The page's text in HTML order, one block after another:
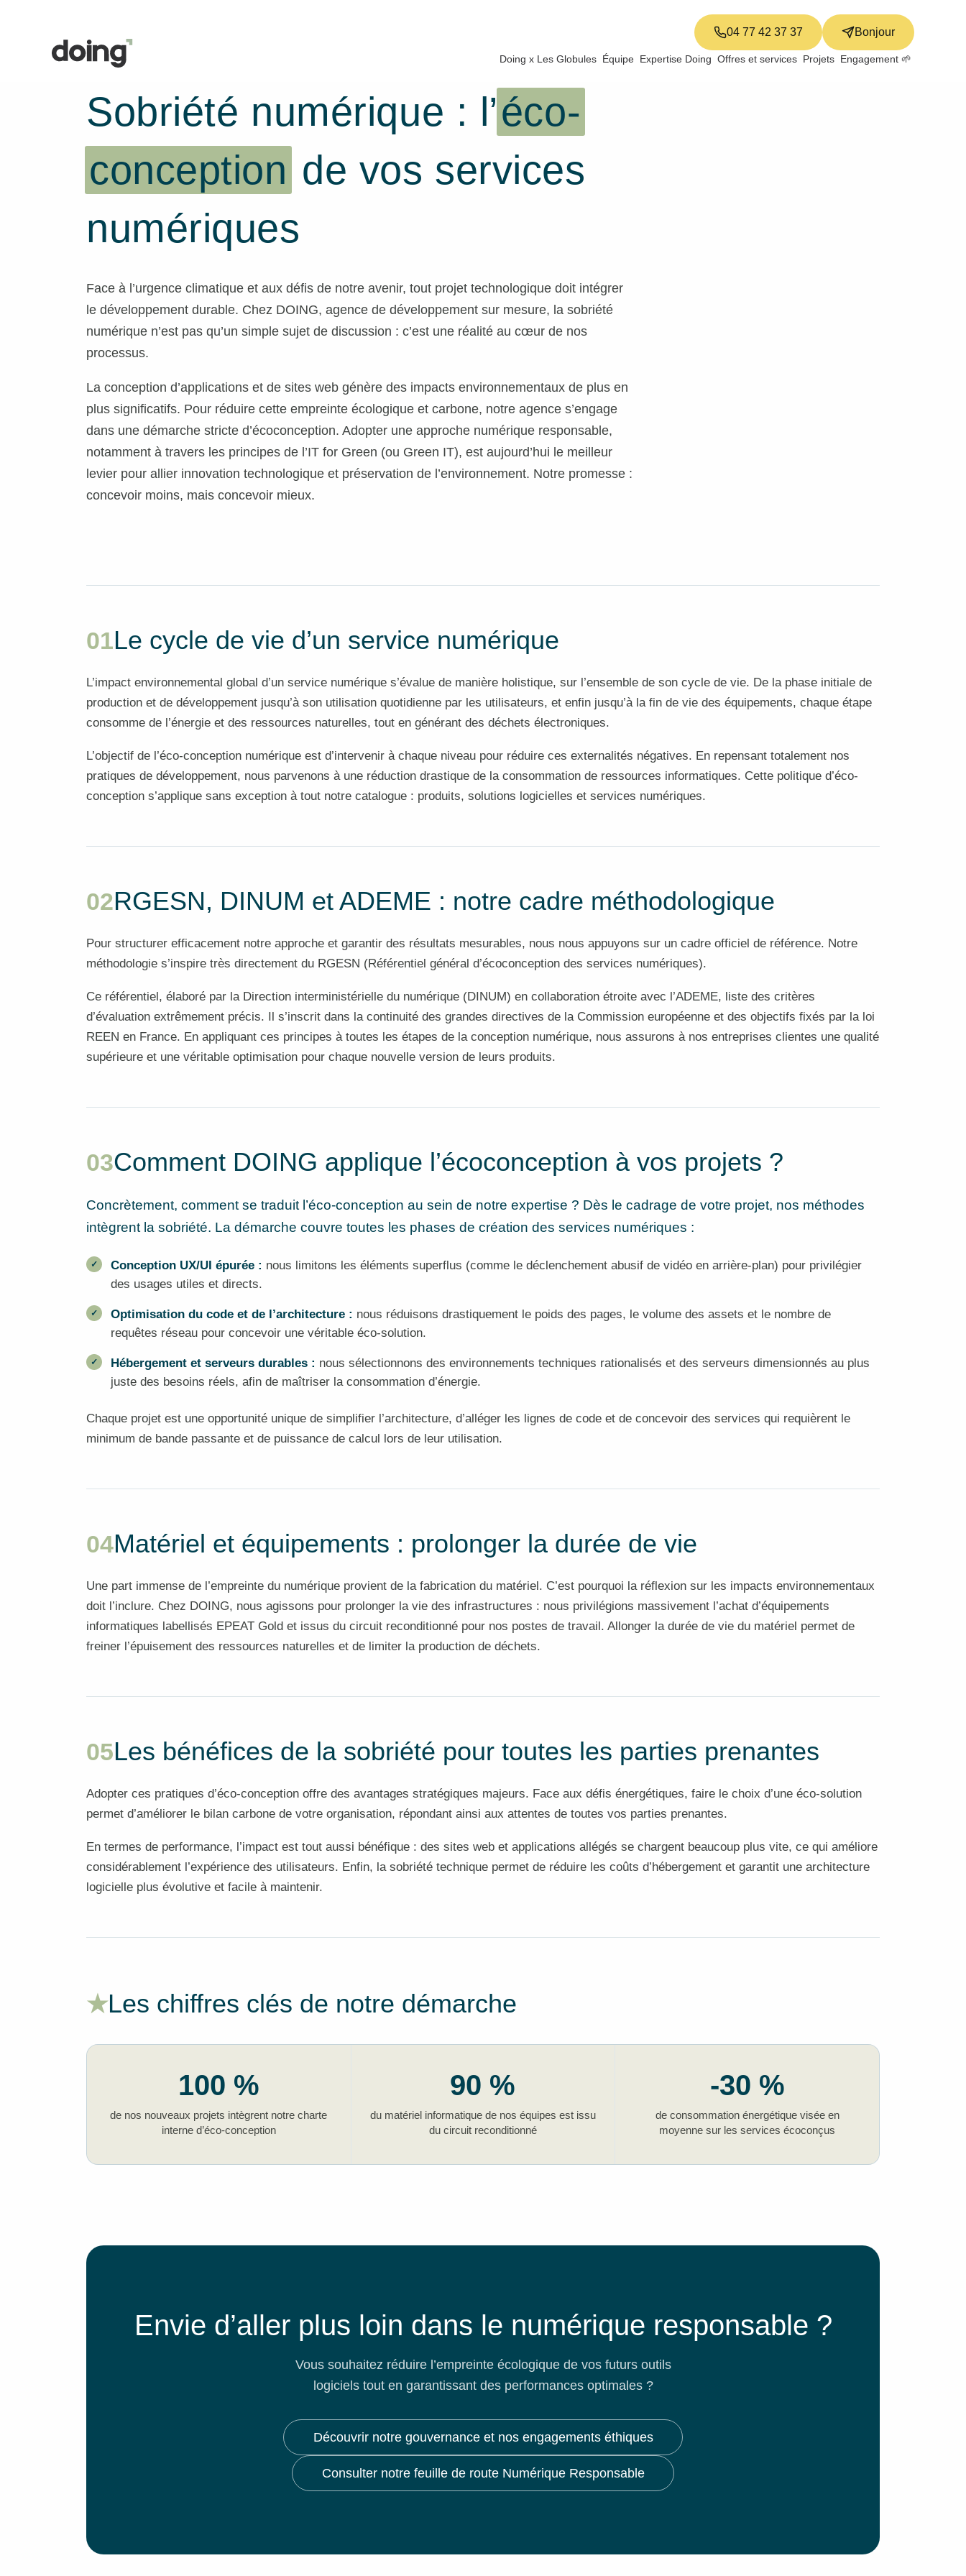
04 77 42 37 37 Bonjour
Doing x Les Globules Équipe Expertise Doing Offres et services Projets Engagement 🌱
SOBRIÉTÉ NUMÉRIQUE
Sobriété numérique : l’éco-
conception de vos services
numériques
Face à l’urgence climatique et aux défis de notre avenir, tout projet technologique doit intégrer
le développement durable. Chez DOING, agence de développement sur mesure, la sobriété
numérique n’est pas qu’un simple sujet de discussion : c’est une réalité au cœur de nos
processus.
La conception d’applications et de sites web génère des impacts environnementaux de plus en
plus significatifs. Pour réduire cette empreinte écologique et carbone, notre agence s’engage
dans une démarche stricte d’écoconception. Adopter une approche numérique responsable,
notamment à travers les principes de l’IT for Green (ou Green IT), est aujourd’hui le meilleur
levier pour allier innovation technologique et préservation de l’environnement. Notre promesse :
concevoir moins, mais concevoir mieux.
01Le cycle de vie d’un service numérique
L’impact environnemental global d’un service numérique s’évalue de manière holistique, sur l’ensemble de son cycle de vie. De la phase initiale de
production et de développement jusqu’à son utilisation quotidienne par les utilisateurs, et enfin jusqu’à la fin de vie des équipements, chaque étape
consomme de l’énergie et des ressources naturelles, tout en générant des déchets électroniques.
L’objectif de l’éco-conception numérique est d’intervenir à chaque niveau pour réduire ces externalités négatives. En repensant totalement nos
pratiques de développement, nous parvenons à une réduction drastique de la consommation de ressources informatiques. Cette politique d’éco-
conception s’applique sans exception à tout notre catalogue : produits, solutions logicielles et services numériques.
02RGESN, DINUM et ADEME : notre cadre méthodologique
Pour structurer efficacement notre approche et garantir des résultats mesurables, nous nous appuyons sur un cadre officiel de référence. Notre
méthodologie s’inspire très directement du RGESN (Référentiel général d’écoconception des services numériques).
Ce référentiel, élaboré par la Direction interministérielle du numérique (DINUM) en collaboration étroite avec l’ADEME, liste des critères
d’évaluation extrêmement précis. Il s’inscrit dans la continuité des grandes directives de la Commission européenne et des objectifs fixés par la loi
REEN en France. En appliquant ces principes à toutes les étapes de la conception numérique, nous assurons à nos entreprises clientes une qualité
supérieure et une véritable optimisation pour chaque nouvelle version de leurs produits.
03Comment DOING applique l’écoconception à vos projets ?
Concrètement, comment se traduit l’éco-conception au sein de notre expertise ? Dès le cadrage de votre projet, nos méthodes
intègrent la sobriété. La démarche couvre toutes les phases de création des services numériques :
Conception UX/UI épurée : nous limitons les éléments superflus (comme le déclenchement abusif de vidéo en arrière-plan) pour privilégier
des usages utiles et directs.
Optimisation du code et de l’architecture : nous réduisons drastiquement le poids des pages, le volume des assets et le nombre de
requêtes réseau pour concevoir une véritable éco-solution.
Hébergement et serveurs durables : nous sélectionnons des environnements techniques rationalisés et des serveurs dimensionnés au plus
juste des besoins réels, afin de maîtriser la consommation d’énergie.
Chaque projet est une opportunité unique de simplifier l’architecture, d’alléger les lignes de code et de concevoir des services qui requièrent le
minimum de bande passante et de puissance de calcul lors de leur utilisation.
04Matériel et équipements : prolonger la durée de vie
Une part immense de l’empreinte du numérique provient de la fabrication du matériel. C’est pourquoi la réflexion sur les impacts environnementaux
doit l’inclure. Chez DOING, nous agissons pour prolonger la vie des infrastructures : nous privilégions massivement l’achat d’équipements
informatiques labellisés EPEAT Gold et issus du circuit reconditionné pour nos postes de travail. Allonger la durée de vie du matériel permet de
freiner l’épuisement des ressources naturelles et de limiter la production de déchets.
05Les bénéfices de la sobriété pour toutes les parties prenantes
Adopter ces pratiques d’éco-conception offre des avantages stratégiques majeurs. Face aux défis énergétiques, faire le choix d’une éco-solution
permet d’améliorer le bilan carbone de votre organisation, répondant ainsi aux attentes de toutes vos parties prenantes.
En termes de performance, l’impact est tout aussi bénéfique : des sites web et applications allégés se chargent beaucoup plus vite, ce qui améliore
considérablement l’expérience des utilisateurs. Enfin, la sobriété technique permet de réduire les coûts d’hébergement et garantit une architecture
logicielle plus évolutive et facile à maintenir.
★Les chiffres clés de notre démarche
100 %
de nos nouveaux projets intègrent notre charte
interne d’éco-conception
90 %
du matériel informatique de nos équipes est issu
du circuit reconditionné
-30 %
de consommation énergétique visée en
moyenne sur les services écoconçus
Envie d’aller plus loin dans le numérique responsable ?
Vous souhaitez réduire l’empreinte écologique de vos futurs outils
logiciels tout en garantissant des performances optimales ?
Découvrir notre gouvernance et nos engagements éthiques
Consulter notre feuille de route Numérique Responsable